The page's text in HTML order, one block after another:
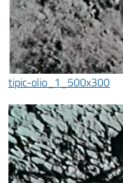
tipic-olio_1_500x300